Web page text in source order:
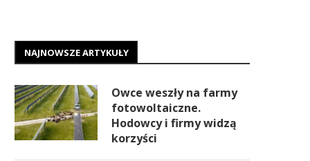
NAJNOWSZE ARTYKUŁY
Owce weszły na farmy
fotowoltaiczne.
Hodowcy i firmy widzą
korzyści